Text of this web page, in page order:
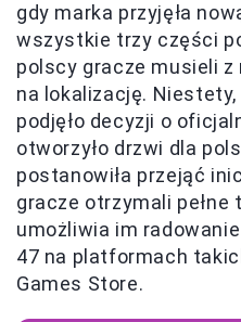
gdy marka przyjęła
wszystkie trzy części
polscy gracze musieli
na lokalizację.
podjęło decyzji o
otworzyło drzwi dla
postanowiła przejąć
gracze otrzymali pełne
umożliwia im
47 na platformach
Games Store.